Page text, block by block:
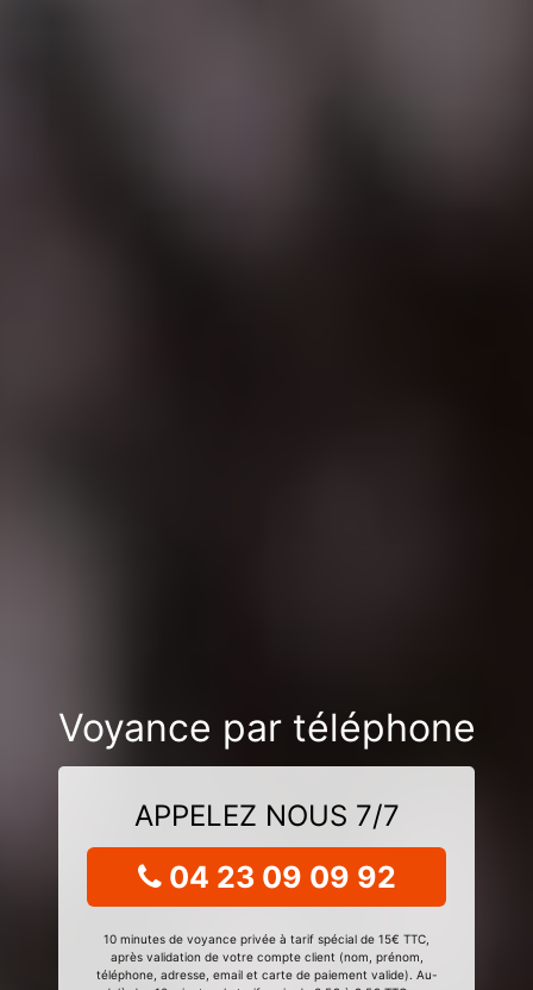
Voyance par téléphone
APPELEZ NOUS 7/7
04 23 09 09 92
10 minutes de voyance privée à tarif spécial de 15€ TTC,
après validation de votre compte client (nom, prénom,
téléphone, adresse, email et carte de paiement valide). Au-